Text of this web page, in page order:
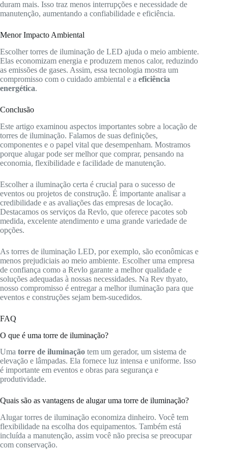
duram mais. Isso traz menos interrupções e necessidade de
manutenção, aumentando a confiabilidade e eficiência.
Menor Impacto Ambiental
Escolher torres de iluminação de LED ajuda o meio ambiente.
Elas economizam energia e produzem menos calor, reduzindo
as emissões de gases. Assim, essa tecnologia mostra um
compromisso com o cuidado ambiental e a eficiência
energética.
Conclusão
Este artigo examinou aspectos importantes sobre a locação de
torres de iluminação. Falamos de suas definições,
componentes e o papel vital que desempenham. Mostramos
porque alugar pode ser melhor que comprar, pensando na
economia, flexibilidade e facilidade de manutenção.
Escolher a iluminação certa é crucial para o sucesso de
eventos ou projetos de construção. É importante analisar a
credibilidade e as avaliações das empresas de locação.
Destacamos os serviços da Revlo, que oferece pacotes sob
medida, excelente atendimento e uma grande variedade de
opções.
As torres de iluminação LED, por exemplo, são econômicas e
menos prejudiciais ao meio ambiente. Escolher uma empresa
de confiança como a Revlo garante a melhor qualidade e
soluções adequadas à nossas necessidades. Na Rev thyato,
nosso compromisso é entregar a melhor iluminação para que
eventos e construções sejam bem-sucedidos.
FAQ
O que é uma torre de iluminação?
Uma torre de iluminação tem um gerador, um sistema de
elevação e lâmpadas. Ela fornece luz intensa e uniforme. Isso
é importante em eventos e obras para segurança e
produtividade.
Quais são as vantagens de alugar uma torre de iluminação?
Alugar torres de iluminação economiza dinheiro. Você tem
flexibilidade na escolha dos equipamentos. Também está
incluída a manutenção, assim você não precisa se preocupar
com conservação.